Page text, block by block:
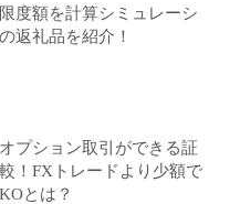
度額を計算シミュレーシ
返礼品を紹介！
プション取引ができる証
！FXトレードより少額で
とは？